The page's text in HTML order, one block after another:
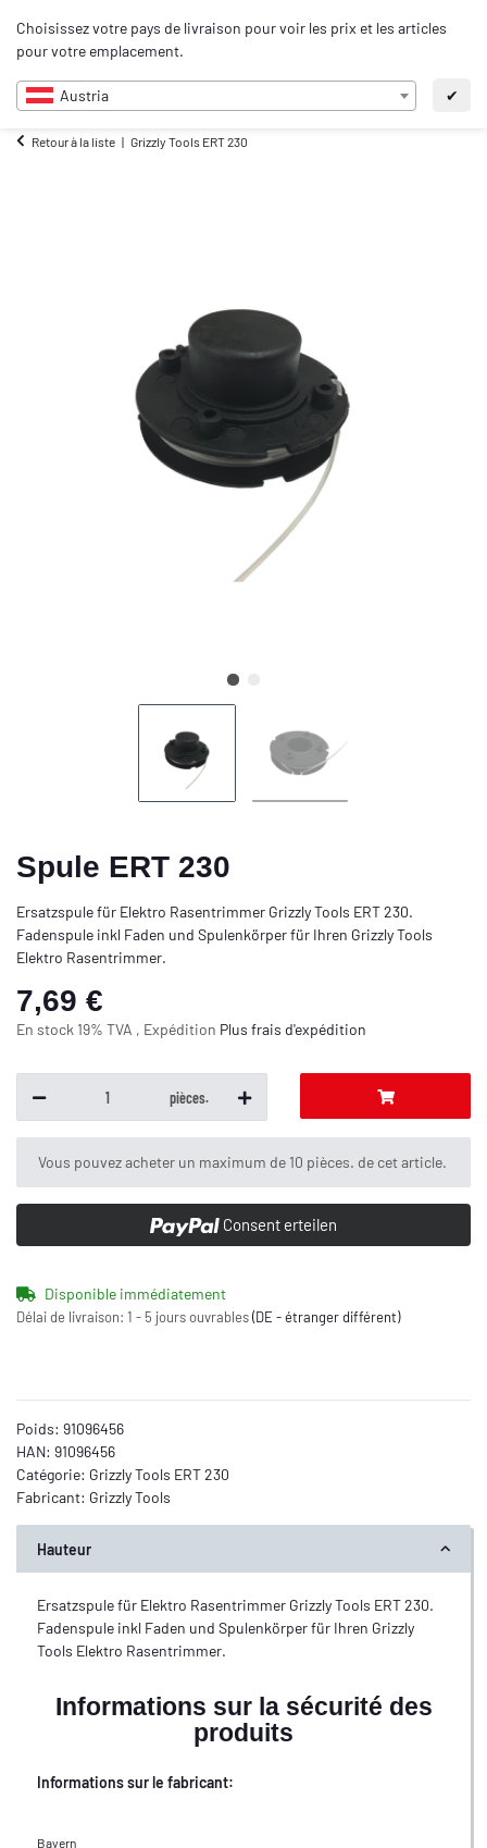
Choisissez votre pays de livraison pour voir les prix et les articles
pour votre emplacement.
Austria ✔
FR
Retour à la liste Grizzly Tools ERT 230
Spule ERT 230
Ersatzspule für Elektro Rasentrimmer Grizzly Tools ERT 230.
Fadenspule inkl Faden und Spulenkörper für Ihren Grizzly Tools
Elektro Rasentrimmer.
7,69 €
En stock 19% TVA , Expédition Plus frais d'expédition
pièces.
x
Vous pouvez acheter un maximum de 10 pièces. de cet article.
Consent erteilen
Disponible immédiatement
Délai de livraison: 1 - 5 jours ouvrables(DE - étranger différent)
Poids: 91096456
HAN: 91096456
Catégorie: Grizzly Tools ERT 230
Fabricant: Grizzly Tools
Hauteur
Ersatzspule für Elektro Rasentrimmer Grizzly Tools ERT 230.
Fadenspule inkl Faden und Spulenkörper für Ihren Grizzly
Tools Elektro Rasentrimmer.
Informations sur la sécurité des
produits
Informations sur le fabricant:
Bayern